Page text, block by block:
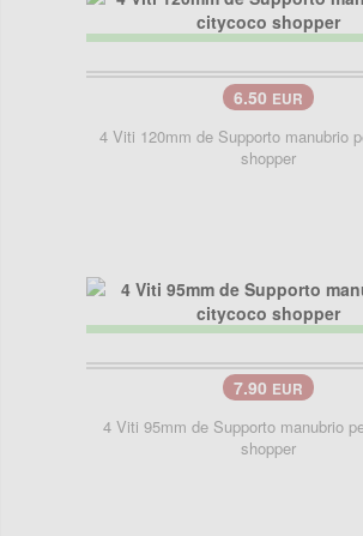
6.50 EUR
4 Viti 120mm de Supporto manubrio
shopper
7.90 EUR
4 Viti 95mm de Supporto manubrio
shopper